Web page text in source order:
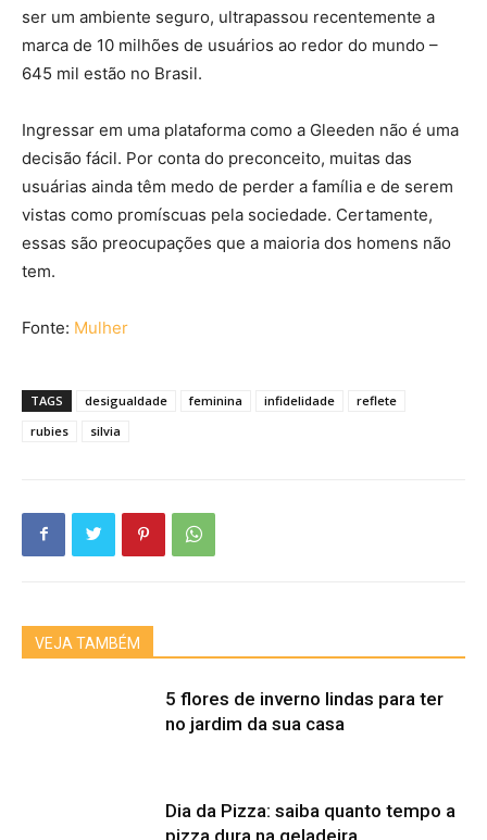
ser um ambiente seguro, ultrapassou recentemente a
marca de 10 milhões de usuários ao redor do mundo –
645 mil estão no Brasil.
Ingressar em uma plataforma como a Gleeden não é uma
decisão fácil. Por conta do preconceito, muitas das
usuárias ainda têm medo de perder a família e de serem
vistas como promíscuas pela sociedade. Certamente,
essas são preocupações que a maioria dos homens não
tem.
Fonte: Mulher
TAGS desigualdade feminina infidelidade
reflete
rubies
silvia
VEJA TAMBÉM
5 flores de inverno lindas para ter
no jardim da sua casa
Dia da Pizza: saiba quanto tempo a